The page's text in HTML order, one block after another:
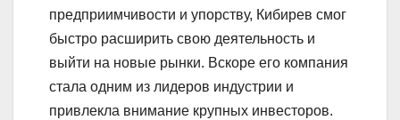
предприимчивости и упорству, Кибирев смог
быстро расширить свою деятельность и
выйти на новые рынки. Вскоре его компания
стала одним из лидеров индустрии и
привлекла внимание крупных инвесторов.